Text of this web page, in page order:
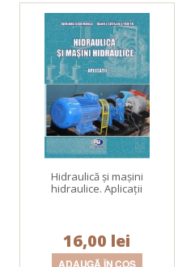
Hidraulică şi maşini
hidraulice. Aplicaţii
16,00 lei